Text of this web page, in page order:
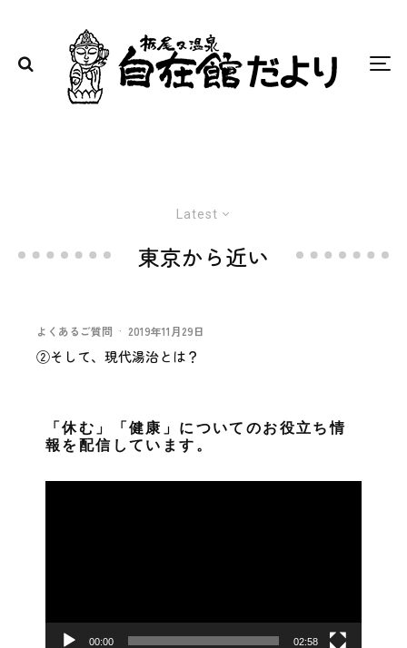
Latest
東京から近い
よくあるご質問 · 2019年11月29日
②そして、現代湯治とは？
「休む」「健康」についてのお役立ち情
報を配信しています。
ー
00:00 02:58